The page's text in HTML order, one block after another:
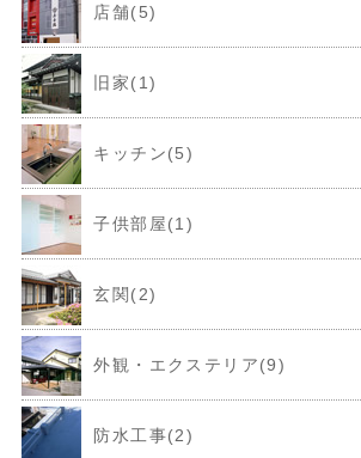
店舗(5)
旧家(1)
キッチン(5)
子供部屋(1)
玄関(2)
外観・エクステリア(9)
防水工事(2)